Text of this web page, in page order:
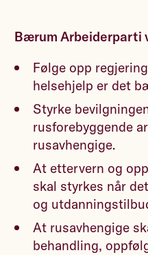
Bærum Arbeiderparti
Følge opp
helsehjelp er det
Styrke
rusforebyggende
rusavhengige.
At ettervern og
skal styrkes når
og
At rusavhengige
behandling,